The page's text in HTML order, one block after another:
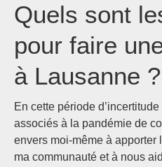
Quels sont
pour faire
à Lausanne ?
En cette période
associés à la pandémie de
envers moi-même à apporter
ma communauté et à nous